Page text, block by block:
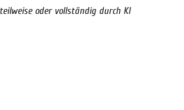
oder vollständig durch KI